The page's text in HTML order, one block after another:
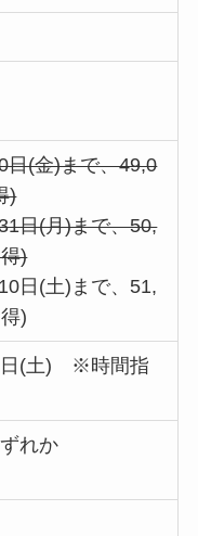
日(金)まで、49,0
)
日(月)まで、50,
)
日(土)まで、51,
)
日(土) ※時間指
れか